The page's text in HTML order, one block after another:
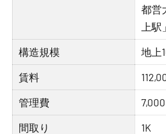
都営
上
構造規模 地上
賃料
管理費
間取り 1K